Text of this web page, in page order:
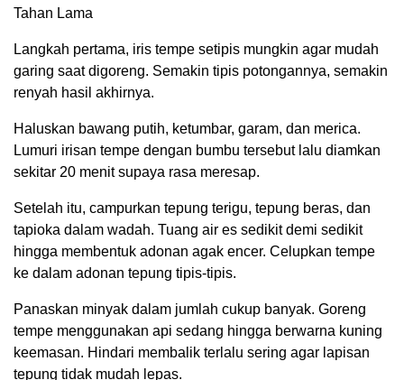
Tahan Lama
Langkah pertama, iris tempe setipis mungkin agar mudah
garing saat digoreng. Semakin tipis potongannya, semakin
renyah hasil akhirnya.
Haluskan bawang putih, ketumbar, garam, dan merica.
Lumuri irisan tempe dengan bumbu tersebut lalu diamkan
sekitar 20 menit supaya rasa meresap.
Setelah itu, campurkan tepung terigu, tepung beras, dan
tapioka dalam wadah. Tuang air es sedikit demi sedikit
hingga membentuk adonan agak encer. Celupkan tempe
ke dalam adonan tepung tipis-tipis.
Panaskan minyak dalam jumlah cukup banyak. Goreng
tempe menggunakan api sedang hingga berwarna kuning
keemasan. Hindari membalik terlalu sering agar lapisan
tepung tidak mudah lepas.